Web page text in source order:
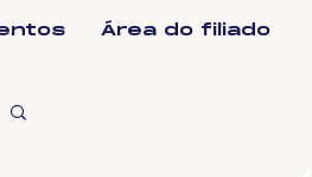
Área do filiado